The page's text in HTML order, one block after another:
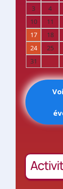
3
4
10
11
17
18
24
25
31